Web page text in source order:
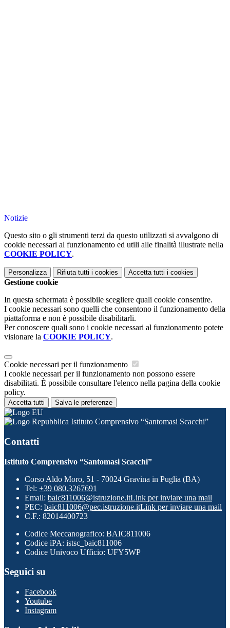
Notizie
Questo sito o gli strumenti terzi da questo utilizzati si avvalgono di
cookie necessari al funzionamento ed utili alle finalità illustrate nella
COOKIE POLICY.
Personalizza Rifiuta tutti i cookies Accetta tutti i cookies
Gestione cookie
In questa schermata è possibile scegliere quali cookie consentire.
I cookie necessari sono quelli che consentono il funzionamento della
piattaforma e non è possibile disabilitarli.
Per conoscere quali sono i cookie necessari al funzionamento potete
visionare la COOKIE POLICY.
Cookie necessari per il funzionamento
I cookie necessari per il funzionamento non possono essere
disabilitati. È possibile consultare l'elenco nella pagina della cookie
policy.
Accetta tutti Salva le preferenze
Istituto Comprensivo “Santomasi Scacchi”
Contatti
Istituto Comprensivo “Santomasi Scacchi”
Corso Aldo Moro, 51 - 70024 Gravina in Puglia (BA)
Tel: +39 080.3267691
Email: baic811006@istruzione.itLink per inviare una mail
PEC: baic811006@pec.istruzione.itLink per inviare una mail
C.F.: 82014400723
Codice Meccanografico: BAIC811006
Codice iPA: istsc_baic811006
Codice Univoco Ufficio: UFY5WP
Seguici su
Facebook
Youtube
Instagram